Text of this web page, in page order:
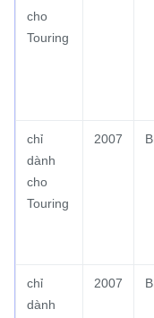
cho
Touring
chỉ
dành
cho
Touring
2007
chỉ
dành
2007